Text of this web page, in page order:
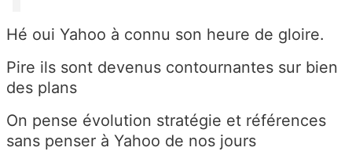
Hé oui Yahoo à connu son heure de gloire.
Pire ils sont devenus contournantes sur bien
des plans
On pense évolution stratégie et références
sans penser à Yahoo de nos jours